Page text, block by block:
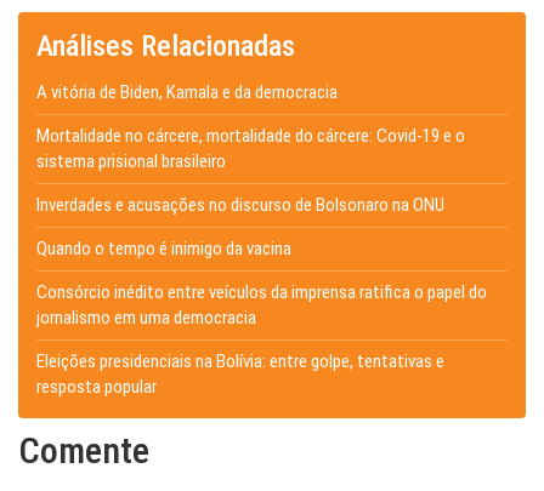
Análises Relacionadas
A vitória de Biden, Kamala e da democracia
Mortalidade no cárcere, mortalidade do cárcere: Covid-19 e o
sistema prisional brasileiro
Inverdades e acusações no discurso de Bolsonaro na ONU
Quando o tempo é inimigo da vacina
Consórcio inédito entre veículos da imprensa ratifica o papel do
jornalismo em uma democracia
Eleições presidenciais na Bolívia: entre golpe, tentativas e
resposta popular
Comente